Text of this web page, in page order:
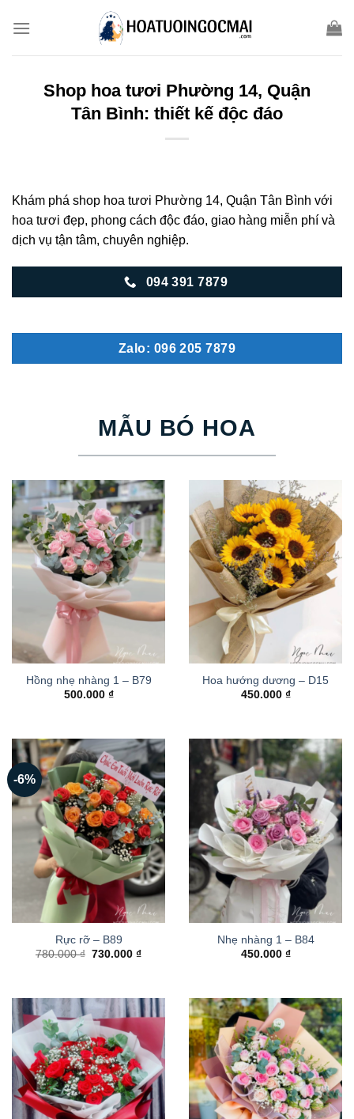
Shop hoa tươi Phường 14, Quận
Tân Bình: thiết kế độc đáo
Khám phá shop hoa tươi Phường 14, Quận Tân Bình với
hoa tươi đẹp, phong cách độc đáo, giao hàng miễn phí và
dịch vụ tận tâm, chuyên nghiệp.
094 391 7879
Zalo: 096 205 7879
MẪU BÓ HOA
Hồng nhẹ nhàng 1 – B79
500.000 ₫
Hoa hướng dương – D15
450.000 ₫
-6%
Rực rỡ – B89
780.000₫ Giá
730.000₫Giá
Nhẹ nhàng 1 – B84
450.000 ₫